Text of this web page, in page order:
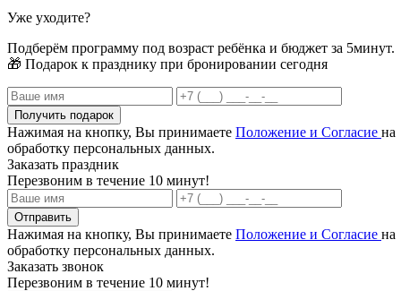
Уже уходите?
Подберём программу под возраст ребёнка и бюджет за 5минут.
🎁 Подарок к празднику при бронировании сегодня
Получить подарок
Нажимая на кнопку, Вы принимаете Положение и Согласие на
обработку персональных данных.
Заказать праздник
Перезвоним в течение 10 минут!
Отправить
Нажимая на кнопку, Вы принимаете Положение и Согласие на
обработку персональных данных.
Заказать звонок
Перезвоним в течение 10 минут!